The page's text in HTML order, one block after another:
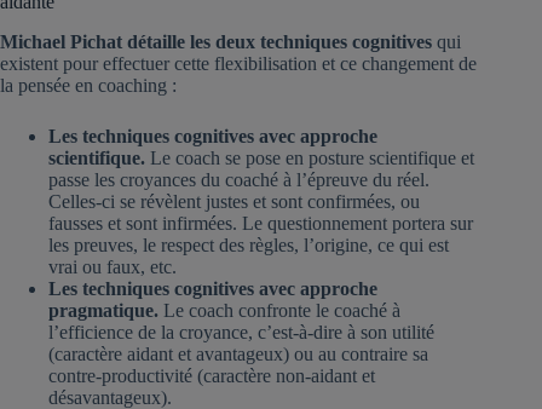
Michael Pichat détaille les deux techniques cognitives qui
existent pour effectuer cette flexibilisation et ce changement de
la pensée en coaching :
Les techniques cognitives avec approche
scientifique. Le coach se pose en posture scientifique et
passe les croyances du coaché à l’épreuve du réel.
Celles-ci se révèlent justes et sont confirmées, ou
fausses et sont infirmées. Le questionnement portera sur
les preuves, le respect des règles, l’origine, ce qui est
vrai ou faux, etc.
Les techniques cognitives avec approche
pragmatique. Le coach confronte le coaché à
l’efficience de la croyance, c’est-à-dire à son utilité
(caractère aidant et avantageux) ou au contraire sa
contre-productivité (caractère non-aidant et
désavantageux).